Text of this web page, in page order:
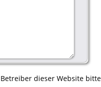
dieser Website